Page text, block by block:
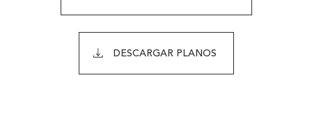
DESCARGAR PLANOS